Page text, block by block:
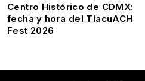
Centro Histórico de CDMX:
fecha y hora del TlacuACH
Fest 2026